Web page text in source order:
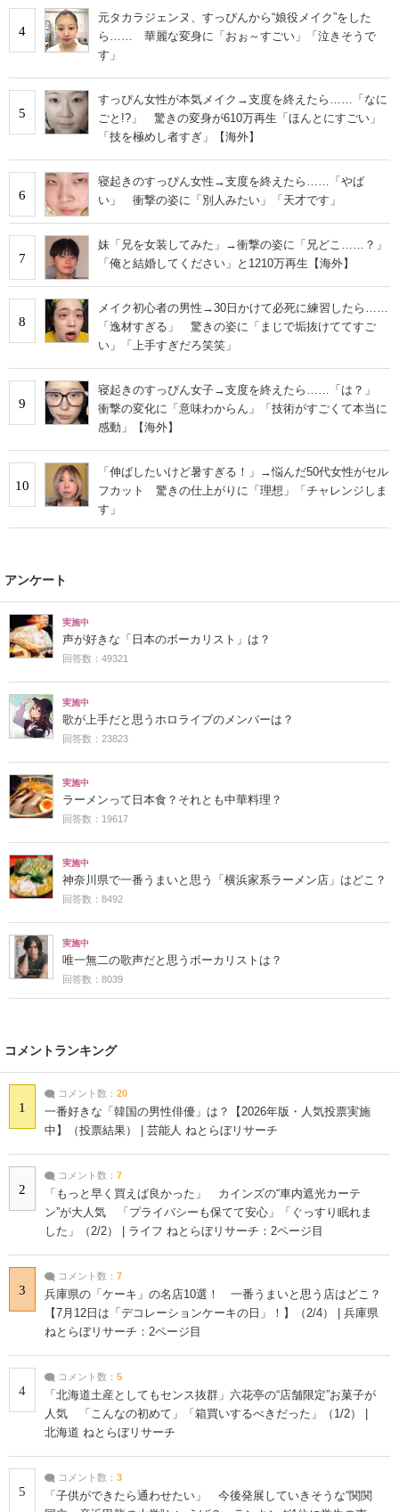
4
元タカラジェンヌ、すっぴんから“娘役メイク”をした
ら…… 華麗な変身に「おぉ～すごい」「泣きそうで
す」
5
すっぴん女性が本気メイク→支度を終えたら……「なに
ごと!?」 驚きの変身が610万再生「ほんとにすごい」
「技を極めし者すぎ」【海外】
6
寝起きのすっぴん女性→支度を終えたら……「やば
い」 衝撃の姿に「別人みたい」「天才です」
7
妹「兄を女装してみた」→衝撃の姿に「兄どこ……？」
「俺と結婚してください」と1210万再生【海外】
8
メイク初心者の男性→30日かけて必死に練習したら……
「逸材すぎる」 驚きの姿に「まじで垢抜けててすご
い」「上手すぎだろ笑笑」
9
寝起きのすっぴん女子→支度を終えたら……「は？」
衝撃の変化に「意味わからん」「技術がすごくて本当に
感動」【海外】
10
「伸ばしたいけど暑すぎる！」→悩んだ50代女性がセル
フカット 驚きの仕上がりに「理想」「チャレンジしま
す」
アンケート
実施中
声が好きな「日本のボーカリスト」は？
回答数：49321
実施中
歌が上手だと思うホロライブのメンバーは？
回答数：23823
実施中
ラーメンって日本食？それとも中華料理？
回答数：19617
実施中
神奈川県で一番うまいと思う「横浜家系ラーメン店」はどこ？
回答数：8492
実施中
唯一無二の歌声だと思うボーカリストは？
回答数：8039
コメントランキング
1
コメント数： 20
一番好きな「韓国の男性俳優」は？【2026年版・人気投票実施
中】（投票結果） | 芸能人 ねとらぼリサーチ
2
コメント数： 7
「もっと早く買えば良かった」 カインズの“車内遮光カーテ
ン”が大人気 「プライバシーも保てて安心」「ぐっすり眠れま
した」（2/2） | ライフ ねとらぼリサーチ：2ページ目
3
コメント数： 7
兵庫県の「ケーキ」の名店10選！ 一番うまいと思う店はどこ？
【7月12日は「デコレーションケーキの日」！】（2/4） | 兵庫県
ねとらぼリサーチ：2ページ目
4
コメント数： 5
「北海道土産としてもセンス抜群」六花亭の“店舗限定”お菓子が
人気 「こんなの初めて」「箱買いするべきだった」（1/2） |
北海道 ねとらぼリサーチ
5
コメント数： 3
「子供ができたら通わせたい」 今後発展していきそうな“関関